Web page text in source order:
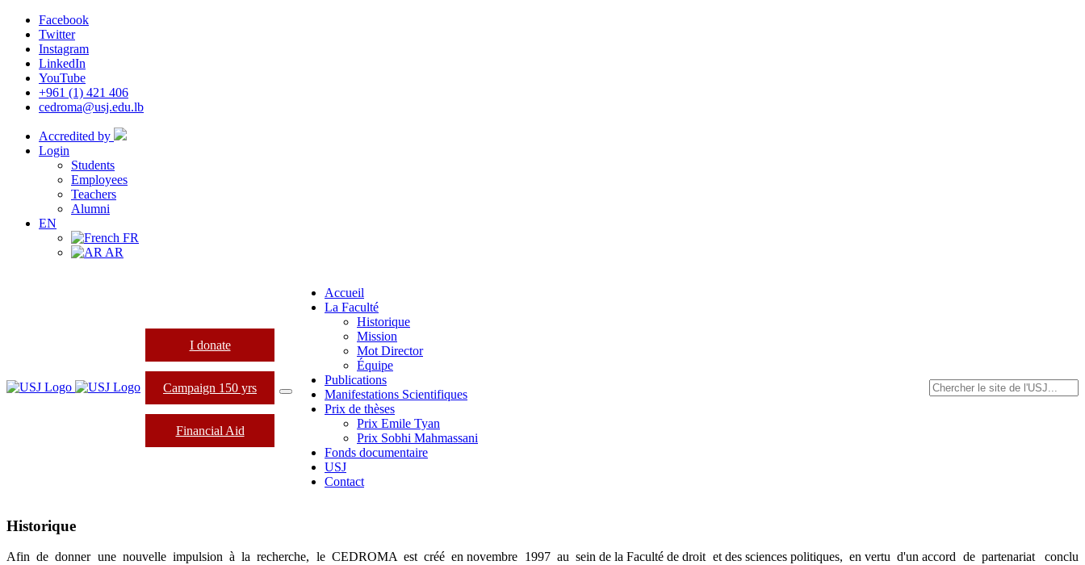
Facebook
Twitter
Instagram
LinkedIn
YouTube
+961 (1) 421 406
cedroma@usj.edu.lb
Accredited by
Login
Students
Employees
Teachers
Alumni
EN
FR
AR
I donate
Campaign 150 yrs
Financial Aid
Accueil
La Faculté
Historique
Mission
Mot Director
Équipe
Publications
Manifestations Scientifiques
Prix de thèses
Prix Emile Tyan
Prix Sobhi Mahmassani
Fonds documentaire
USJ
Contact
Historique
Afin de donner une nouvelle impulsion à la recherche, le CEDROMA est créé en novembre 1997 au sein de la Faculté de droit et des sciences politiques, en vertu d'un accord de partenariat conclu